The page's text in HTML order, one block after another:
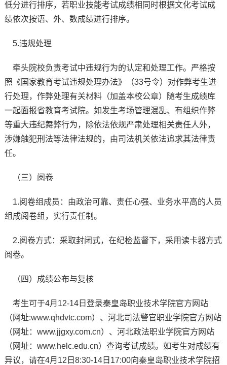
低分进行排序，若职业技能考试成绩相同时根据文化考试成
绩依次按语、外、数成绩进行排序。
5.违规处理
牵头院校负责考试中违规行为的认定和处理工作。严格按
照《国家教育考试违规处理办法》（33号令）对作弊考生进
行处理，作弊处理有关材料（加盖本校公章）随考生成绩库
一起面报省教育考试院。如发生考场管理混乱、有组织作弊
等重大违纪舞弊行为，除依法依规严肃处理相关责任人外，
涉嫌触犯刑法等法律法规的，由司法机关依法追求其法律责
任。
（三）阅卷
1.阅卷组成员：由政治可靠、责任心强、业务水平高的人员
组成阅卷组，实行责任制。
2.阅卷方式：采取封闭式，在纪检监督下，采用读卡器方式
阅卷。
（四）成绩公布与复核
考生可于4月12-14日登录秦皇岛职业技术学院官方网站
（网址:www.qhdvtc.com）、河北司法警官职业学院官方网站
（网址：www.jjgxy.com.cn）、河北政法职业学院官方网站
（网址：www.helc.edu.cn）查询考试成绩。如考生对成绩有
异议，请在4月12日8:30-14日17:00向秦皇岛职业技术学院招